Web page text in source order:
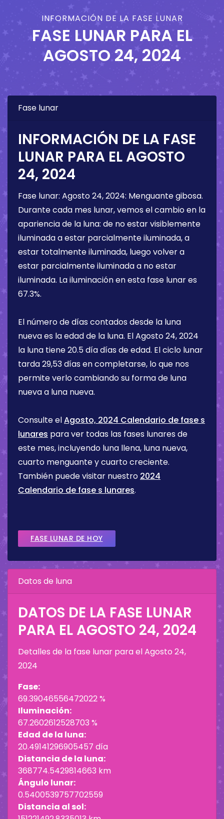
INFORMACIÓN DE LA FASE LUNAR
FASE LUNAR PARA EL
AGOSTO 24, 2024
Fase lunar
INFORMACIÓN DE LA FASE
LUNAR PARA EL AGOSTO
24, 2024
Fase lunar: Agosto 24, 2024: Menguante gibosa.
Durante cada mes lunar, vemos el cambio en la
apariencia de la luna: de no estar visiblemente
iluminada a estar parcialmente iluminada, a
estar totalmente iluminada, luego volver a
estar parcialmente iluminada a no estar
iluminada. La iluminación en esta fase lunar es
67.3%.
El número de días contados desde la luna
nueva es la edad de la luna. ElAgosto 24, 2024
la luna tiene20.5 díadías de edad. El ciclo lunar
tarda 29,53 días en completarse, lo que nos
permite verlo cambiando su forma de luna
nueva a luna nueva.
Consulte elAgosto, 2024 Calendario de fase s
lunares para ver todas las fases lunares de
este mes, incluyendo luna llena, luna nueva,
cuarto menguante y cuarto creciente.
También puede visitar nuestro 2024
Calendario de fase s lunares.
FASE LUNAR DE HOY
Datos de luna
DATOS DE LA FASE LUNAR
PARA EL AGOSTO 24, 2024
Detalles de la fase lunar para elAgosto 24,
2024
Fase:
69.39046556472022 %
Iluminación:
67.2602612528703 %
Edad de la luna:
20.49141296905457 día
Distancia de la luna:
368774.5429814663 km
Ángulo lunar:
0.5400539757702559
Distancia al sol: